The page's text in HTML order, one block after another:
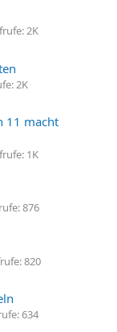
2K
2K
11 macht
1K
876
820
634